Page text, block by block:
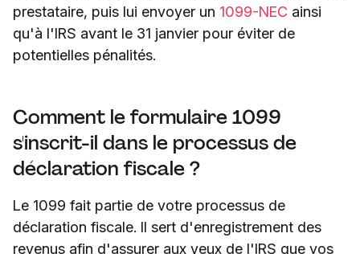
prestataire, puis lui envoyer un 1099-NEC ainsi
qu'à l'IRS avant le 31 janvier pour éviter de
potentielles pénalités.
Comment le formulaire 1099
s'inscrit-il dans le processus de
déclaration fiscale ?
Le 1099 fait partie de votre processus de
déclaration fiscale. Il sert d'enregistrement des
revenus afin d'assurer aux yeux de l'IRS que vos